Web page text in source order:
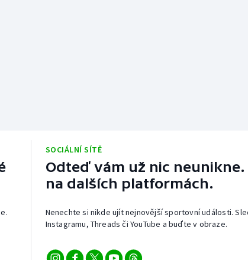
SOCIÁLNÍ SÍTĚ
Odteď vám už nic
na dalších platformách.
Nenechte si nikde ujít nejnovější sportovní události.
Instagramu, Threads či YouTube a buďte v obraze.